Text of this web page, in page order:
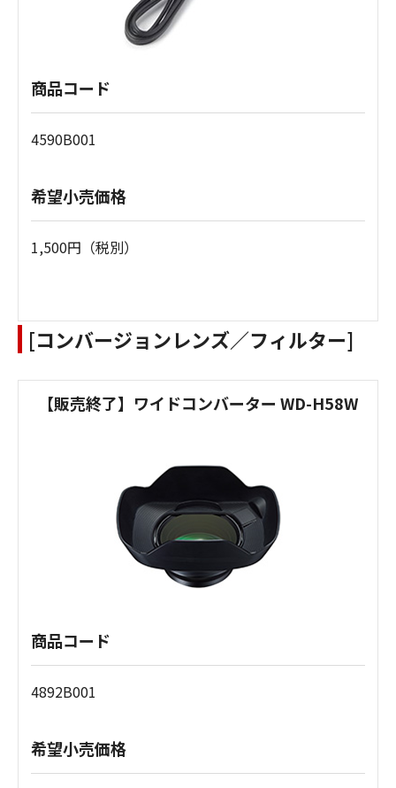
商品コード
4590B001
希望小売価格
1,500円（税別）
[コンバージョンレンズ／フィルター]
【販売終了】ワイドコンバーター WD-H58W
商品コード
4892B001
希望小売価格